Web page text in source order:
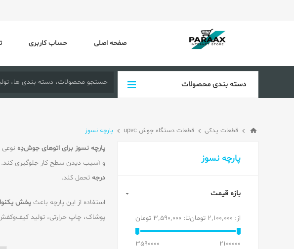
صفحه اصلی حساب کاربری
دسته بندی محصولات
قطعات یدکی قطعات دستگاه جوش upvc پارچه نسوز
پارچه نسوز برای اتوهای جوش‌دِه
و آسیب دیدن سطح کار جلوگیری کند.
درجه تحمل کند.
استفاده از این پارچه باعث پخش
پوشاک، چاپ حرارتی، تولید کیف‌وکفش
پارچه نسوز
بازه قیمت
از: 2٬100٬000 تومان تا: 3٬590٬000 تومان
2100000
3590000